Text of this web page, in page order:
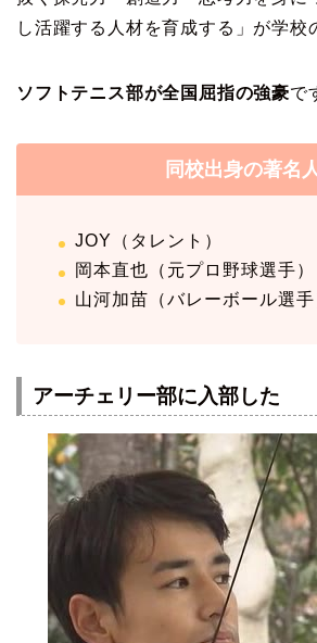
し活躍する人材を育成する」が学校
ソフトテニス部が全国屈指の強豪で
同校出身の著名
JOY（タレント）
岡本直也（元プロ野球選手）
山河加苗（バレーボール選手
アーチェリー部に入部した